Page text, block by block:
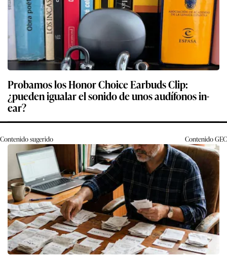
Probamos los Honor Choice Earbuds Clip:
¿pueden igualar el sonido de unos audífonos in-
ear?
Contenido sugerido ContenidoGEC